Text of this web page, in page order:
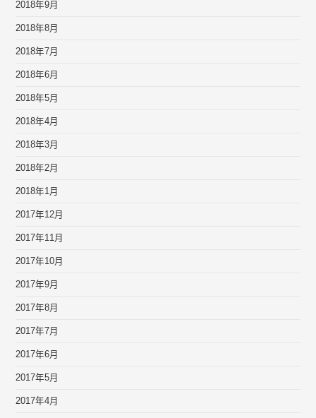
2018年9月
2018年8月
2018年7月
2018年6月
2018年5月
2018年4月
2018年3月
2018年2月
2018年1月
2017年12月
2017年11月
2017年10月
2017年9月
2017年8月
2017年7月
2017年6月
2017年5月
2017年4月